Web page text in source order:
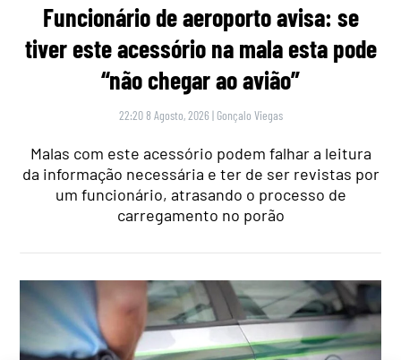
Funcionário de aeroporto avisa: se
tiver este acessório na mala esta pode
“não chegar ao avião”
22:20 8 Agosto, 2026 | Gonçalo Viegas
Malas com este acessório podem falhar a leitura
da informação necessária e ter de ser revistas por
um funcionário, atrasando o processo de
carregamento no porão